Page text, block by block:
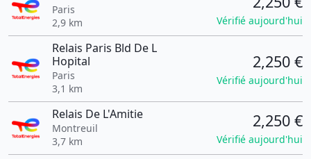
Paris
2,9 km
Vérifié aujourd'hui
Relais Paris Bld De L
Hopital
Paris
3,1 km
2,250 €
Vérifié aujourd'hui
Relais De L'Amitie
Montreuil
3,7 km
2,250 €
Vérifié aujourd'hui